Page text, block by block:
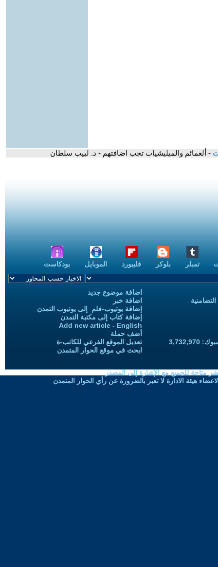
- ألعمائم والميليشيات تجب اضافتهم - د. لبيب سلطان
تمبلر بلوكر فليبورد الموبايل بودكاست
اضافة موضوع جديد
اضافة خبر
إضافة يوتيوب-فلم إلى يوتيوب التمدن
إضافة كتاب إلى مكتبة التمدن
Add new article - English
أضف حملة
تعديل الموقع الفرعي للكاتب-ة
ابحث في موقع الحوار المتمدن
متاحة للجميع مع الإشارة إلى المصدر
هيئة الادارة لا تعبر بالضرورة عن رأي الحوار المتمدن